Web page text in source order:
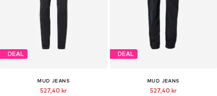
DEAL
MUD JEANS
527,40 kr
DEAL
MUD JEANS
527,40 kr